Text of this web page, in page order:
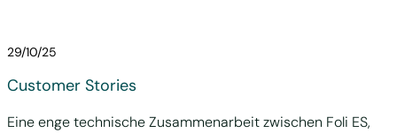
Customer Stories
29/10/25
Eine enge technische Zusammenarbeit zwischen Foli ES,